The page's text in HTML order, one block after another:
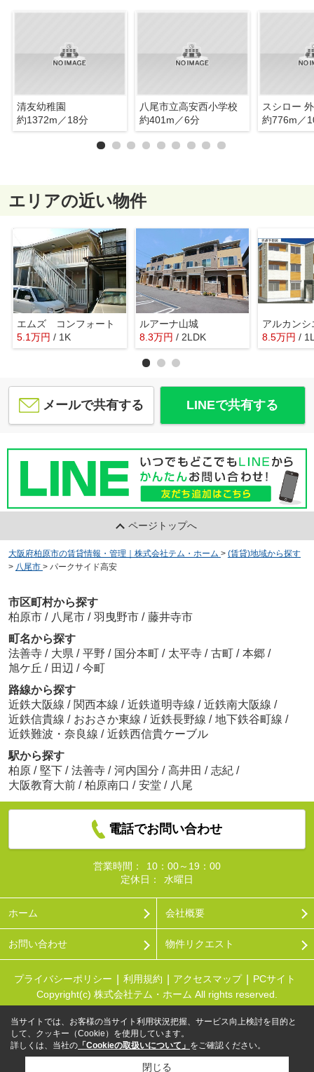
清友幼稚園
約1372m／18分
八尾市立高安西小学校
約401m／6分
スシロー
約776m／
エリアの近い物件
エムズ コンフォート
5.1万円 / 1K
ルアーナ山城
8.3万円 / 2LDK 8.5万円 /
メールで共有する LINEで共有する
ページトップへ
大阪府柏原市の賃貸情報・管理｜株式会社テム・ホーム > (賃貸)地域から探す
> 八尾市 > パークサイド高安
市区町村から探す
柏原市 / 八尾市 / 羽曳野市 / 藤井寺市
町名から探す
法善寺 / 大県 / 平野 / 国分本町 / 太平寺 / 古町 / 本郷 /
旭ケ丘 / 田辺 / 今町
路線から探す
近鉄大阪線 / 関西本線 / 近鉄道明寺線 / 近鉄南大阪線 /
近鉄信貴線 / おおさか東線 / 近鉄長野線 / 地下鉄谷町線 /
近鉄難波・奈良線 / 近鉄西信貴ケーブル
駅から探す
柏原 / 堅下 / 法善寺 / 河内国分 / 高井田 / 志紀 /
大阪教育大前 / 柏原南口 / 安堂 / 八尾
電話でお問い合わせ
営業時間：
10：00～19：00
定休日：
水曜日
ホーム 会社概要
お問い合わせ 物件リクエスト
プライバシーポリシー 利用規約 アクセスマップ
PCサイト
Copyright(c) 株式会社テム・ホーム All rights reserved.
当サイトでは、お客様の当サイト利用状況把握、サービス向上検討を目的と
して、クッキー（Cookie）を使用しています。
詳しくは、当社の 「Cookieの取扱いについて」 をご確認ください。
閉じる